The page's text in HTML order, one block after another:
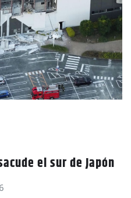
el sur de Japón